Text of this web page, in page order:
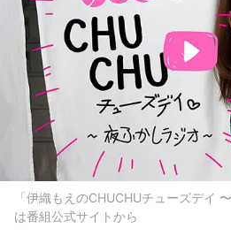
「伊織もえのCHUCHUチューズデイ
は番組公式サイトから